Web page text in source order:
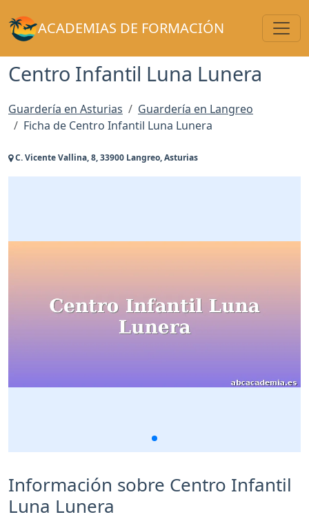
ACADEMIAS DE FORMACIÓN
Centro Infantil Luna Lunera
Guardería en Asturias
Guardería en Langreo
Ficha de Centro Infantil Luna Lunera
C. Vicente Vallina, 8, 33900 Langreo, Asturias
Información sobre Centro Infantil
Luna Lunera